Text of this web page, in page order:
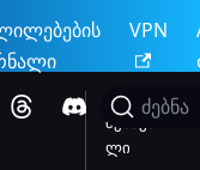
VPN
ძებნა
შესავა
ლი